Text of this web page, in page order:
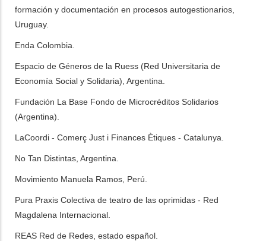
formación y documentación en procesos autogestionarios,
Uruguay.
Enda Colombia.
Espacio de Géneros de la Ruess (Red Universitaria de
Economía Social y Solidaria), Argentina.
Fundación La Base Fondo de Microcréditos Solidarios
(Argentina).
LaCoordi - Comerç Just i Finances Ètiques - Catalunya.
No Tan Distintas, Argentina.
Movimiento Manuela Ramos, Perú.
Pura Praxis Colectiva de teatro de las oprimidas - Red
Magdalena Internacional.
REAS Red de Redes, estado español.